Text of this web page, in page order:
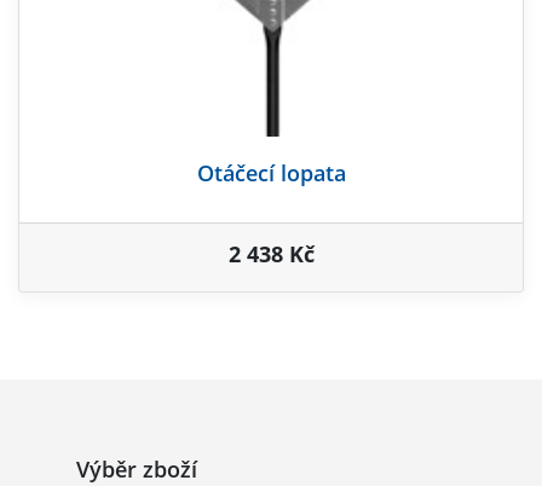
Otáčecí lopata
2 438 Kč
Výběr zboží